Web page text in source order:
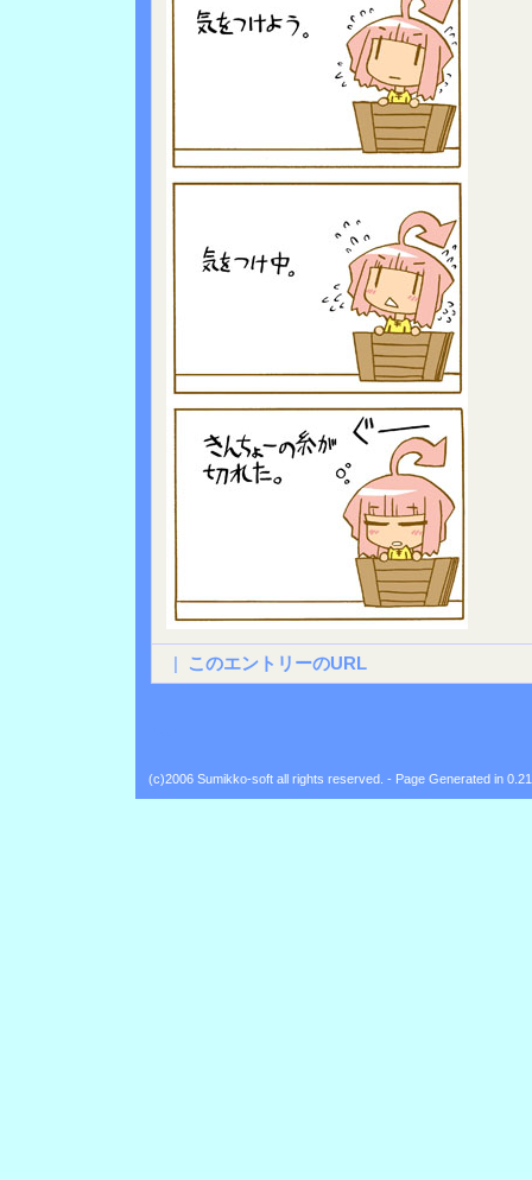
| このエントリーのURL
(c)2006 Sumikko-soft all rights reserved. - Page Generated in